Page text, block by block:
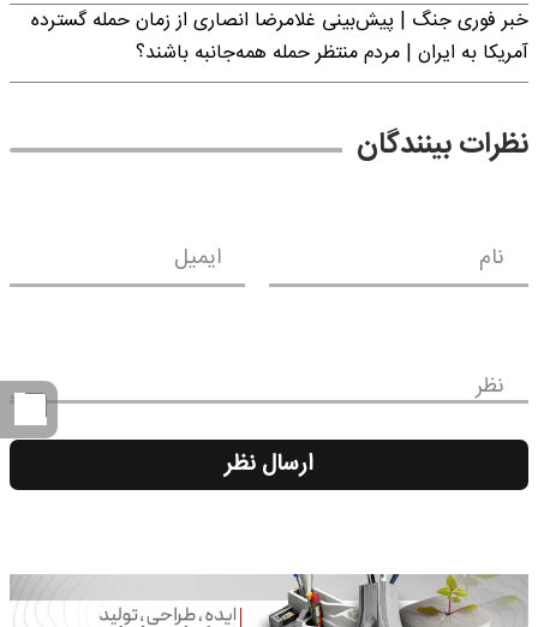
خبر فوری جنگ | پیش‌بینی غلامرضا انصاری از زمان حمله گسترده
آمریکا به ایران | مردم منتظر حمله همه‌جانبه باشند؟
نظرات بینندگان
نام ایمیل
نظر
ارسال نظر